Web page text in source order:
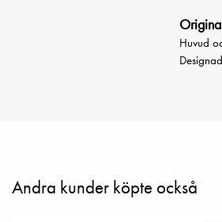
Huvud
Andra kunder köpte också